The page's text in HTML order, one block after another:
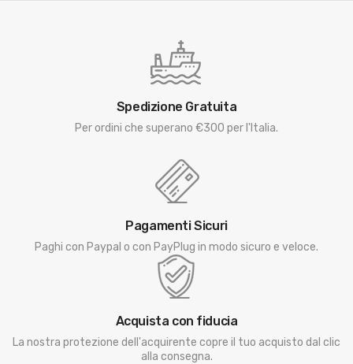
Spedizione Gratuita
Per ordini che superano €300 per l'Italia.
Pagamenti Sicuri
Paghi con Paypal o con PayPlug in modo sicuro e veloce.
Acquista con fiducia
La nostra protezione dell'acquirente copre il tuo acquisto dal clic
alla consegna.